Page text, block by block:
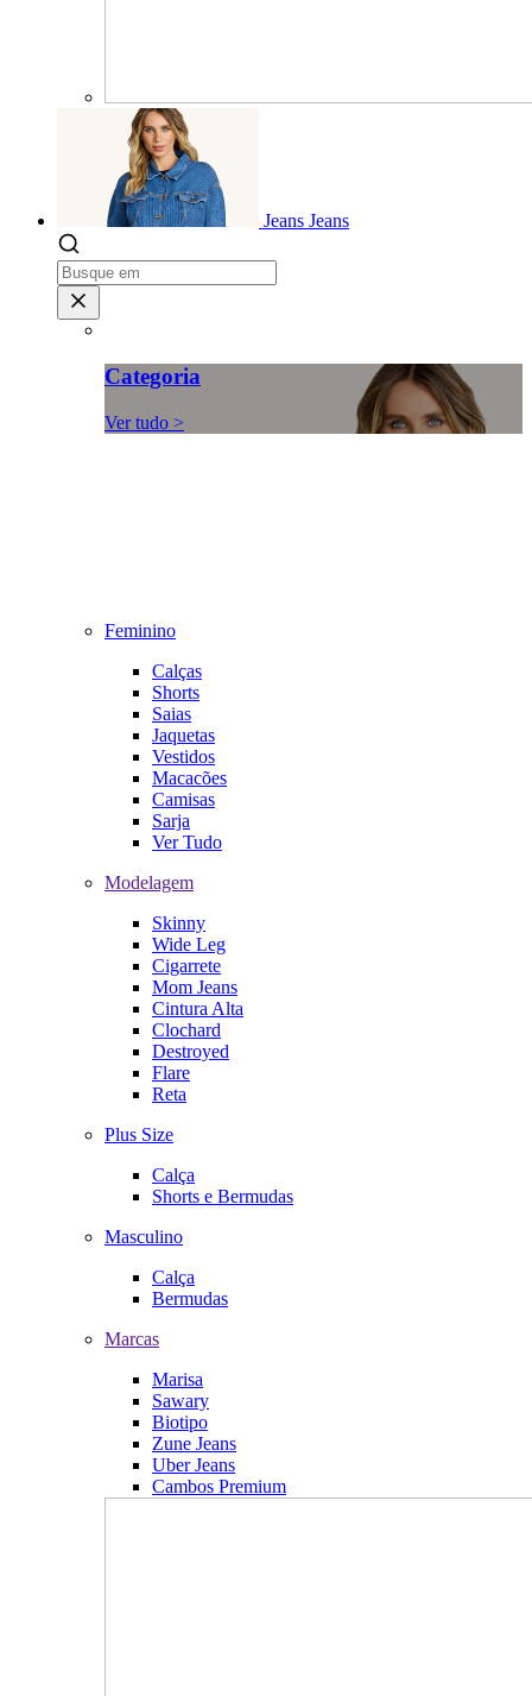
Jeans Jeans
Categoria
Ver tudo >
Feminino
Calças
Shorts
Saias
Jaquetas
Vestidos
Macacões
Camisas
Sarja
Ver Tudo
Modelagem
Skinny
Wide Leg
Cigarrete
Mom Jeans
Cintura Alta
Clochard
Destroyed
Flare
Reta
Plus Size
Calça
Shorts e Bermudas
Masculino
Calça
Bermudas
Marcas
Marisa
Sawary
Biotipo
Zune Jeans
Uber Jeans
Cambos Premium